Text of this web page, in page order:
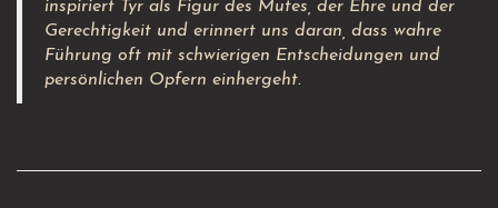
inspiriert Tyr als Figur des Mutes, der Ehre und der
Gerechtigkeit und erinnert uns daran, dass wahre
Führung oft mit schwierigen Entscheidungen und
persönlichen Opfern einhergeht.